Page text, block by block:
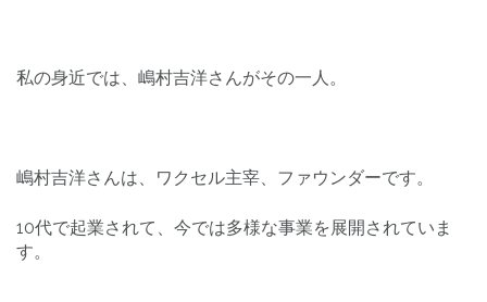
私の身近では、嶋村吉洋さんがその一人。
嶋村吉洋さんは、ワクセル主宰、ファウンダーです。
10代で起業されて、今では多様な事業を展開されていま
す。